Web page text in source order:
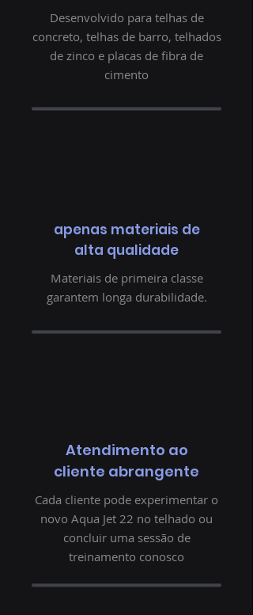
Desenvolvido para telhas de
concreto, telhas de barro, telhados
de zinco e placas de fibra de
cimento
apenas materiais de
alta qualidade
Materiais de primeira classe
garantem longa durabilidade.
Atendimento ao
cliente abrangente
Cada cliente pode experimentar o
novo Aqua Jet 22 no telhado ou
concluir uma sessão de
treinamento conosco